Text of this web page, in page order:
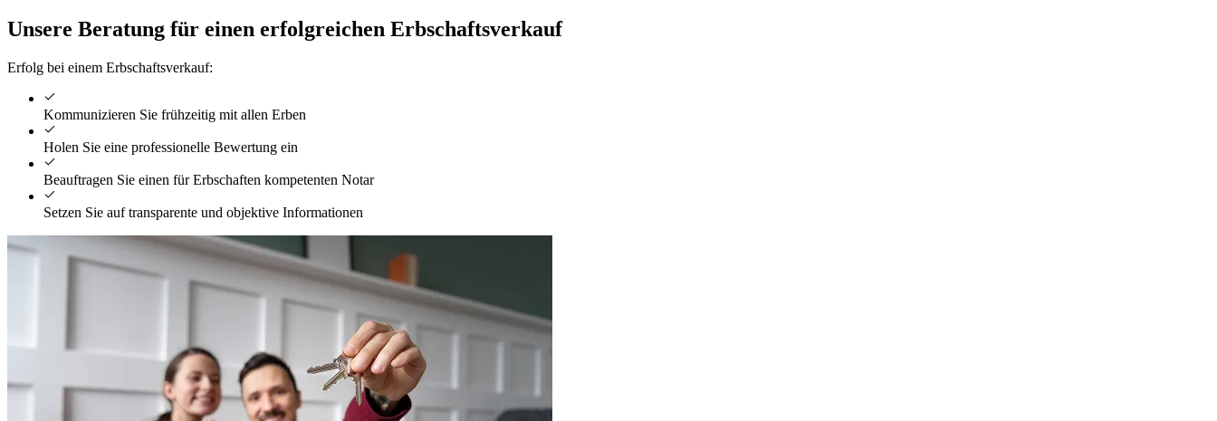
Unsere Beratung für einen erfolgreichen Erbschaftsverkauf
Erfolg bei einem Erbschaftsverkauf:
Kommunizieren Sie frühzeitig mit allen Erben
Holen Sie eine professionelle Bewertung ein
Beauftragen Sie einen für Erbschaften kompetenten Notar
Setzen Sie auf transparente und objektive Informationen